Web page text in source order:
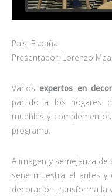
País: España
Presentador: Lorenzo
Variosexpertos en
partido a los hogares
muebles y
programa.
A imagen y semejanza
serie muestra el antes
decoración transforma la